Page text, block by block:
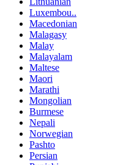
Luxembou..
Macedonian
Malagasy
Malay
Malayalam
Maltese
Maori
Marathi
Mongolian
Burmese
Nepali
Norwegian
Pashto
Persian